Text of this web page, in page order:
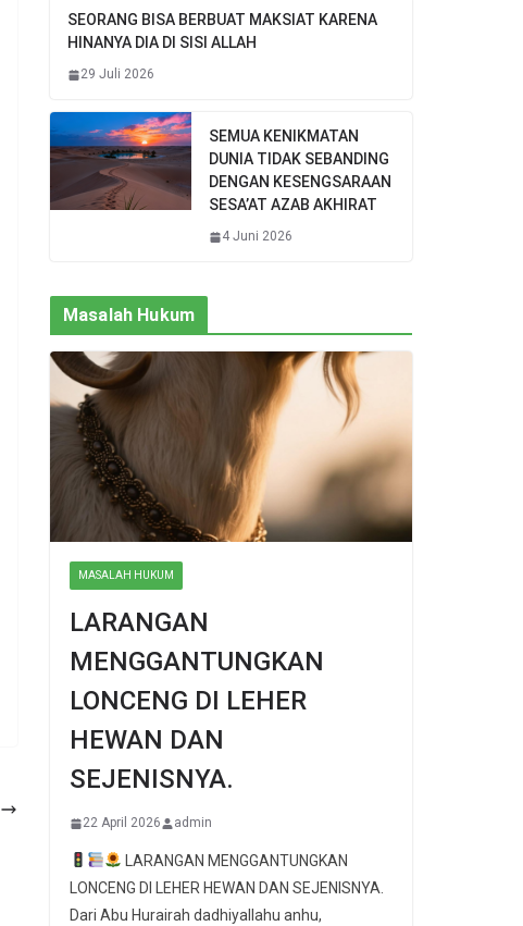
SEORANG BISA BERBUAT MAKSIAT KARENA
HINANYA DIA DI SISI ALLAH
29 Juli 2026
SEMUA KENIKMATAN
DUNIA TIDAK SEBANDING
DENGAN KESENGSARAAN
SESA’AT AZAB AKHIRAT
4 Juni 2026
Masalah Hukum
MASALAH HUKUM
LARANGAN
MENGGANTUNGKAN
LONCENG DI LEHER
HEWAN DAN
SEJENISNYA.
22 April 2026 admin
LARANGAN MENGGANTUNGKAN
LONCENG DI LEHER HEWAN DAN SEJENISNYA.
Dari Abu Hurairah dadhiyallahu anhu,